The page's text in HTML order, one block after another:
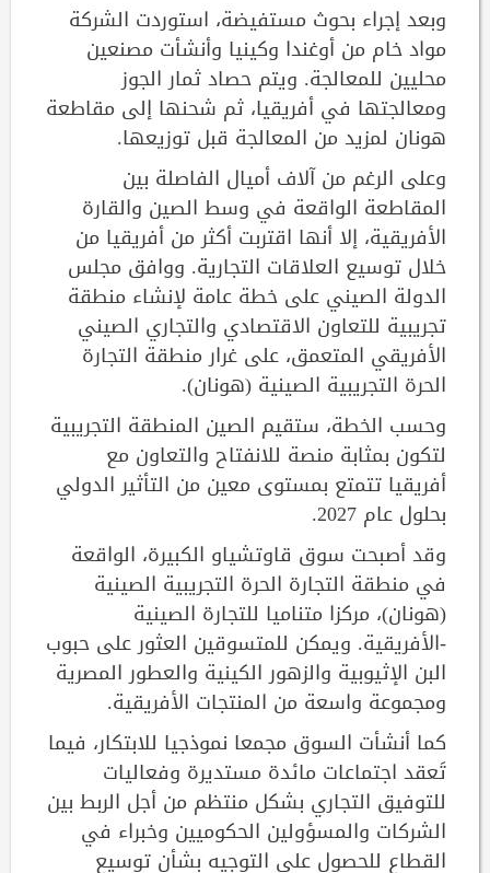
وبعد إجراء بحوث مستفيضة، استوردت الشركة
مواد خام من أوغندا وكينيا وأنشأت مصنعين
محليين للمعالجة. ويتم حصاد ثمار الجوز
ومعالجتها في أفريقيا، ثم شحنها إلى مقاطعة
هونان لمزيد من المعالجة قبل توزيعها.
وعلى الرغم من آلاف أميال الفاصلة بين
المقاطعة الواقعة في وسط الصين والقارة
الأفريقية، إلا أنها اقتربت أكثر من أفريقيا من
خلال توسيع العلاقات التجارية. ووافق مجلس
الدولة الصيني على خطة عامة لإنشاء منطقة
تجريبية للتعاون الاقتصادي والتجاري الصيني
الأفريقي المتعمق، على غرار منطقة التجارة
الحرة التجريبية الصينية (هونان).
وحسب الخطة، ستقيم الصين المنطقة التجريبية
لتكون بمثابة منصة للانفتاح والتعاون مع
أفريقيا تتمتع بمستوى معين من التأثير الدولي
بحلول عام 2027.
وقد أصبحت سوق قاوتشياو الكبيرة، الواقعة
في منطقة التجارة الحرة التجريبية الصينية
(هونان)، مركزا متناميا للتجارة الصينية
-الأفريقية. ويمكن للمتسوقين العثور على حبوب
البن الإثيوبية والزهور الكينية والعطور المصرية
ومجموعة واسعة من المنتجات الأفريقية.
كما أنشأت السوق مجمعا نموذجيا للابتكار، فيما
تَعقد اجتماعات مائدة مستديرة وفعاليات
للتوفيق التجاري بشكل منتظم من أجل الربط بين
الشركات والمسؤولين الحكوميين وخبراء في
القطاع للحصول على التوجيه بشأن توسيع